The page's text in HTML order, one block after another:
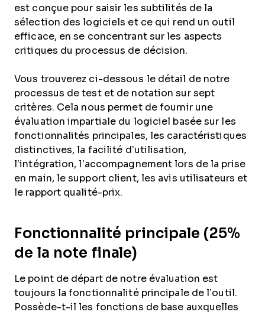
est conçue pour saisir les subtilités de la
sélection des logiciels et ce qui rend un outil
efficace, en se concentrant sur les aspects
critiques du processus de décision.
Vous trouverez ci-dessous le détail de notre
processus de test et de notation sur sept
critères. Cela nous permet de fournir une
évaluation impartiale du logiciel basée sur les
fonctionnalités principales, les caractéristiques
distinctives, la facilité d’utilisation,
l’intégration, l’accompagnement lors de la prise
en main, le support client, les avis utilisateurs et
le rapport qualité-prix.
Fonctionnalité principale (25%
de la note finale)
Le point de départ de notre évaluation est
toujours la fonctionnalité principale de l’outil.
Possède-t-il les fonctions de base auxquelles